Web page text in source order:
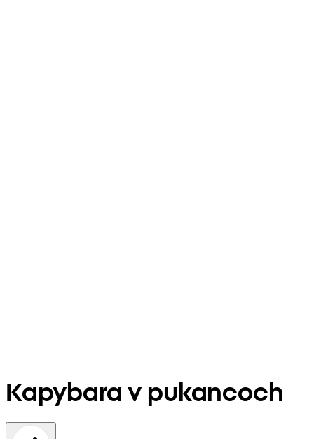
Kapybara v pukancoch